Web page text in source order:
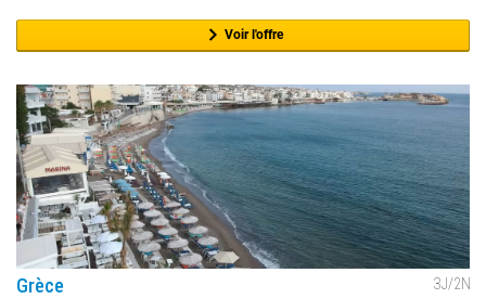
Voir l'offre
Grèce 3J/2N